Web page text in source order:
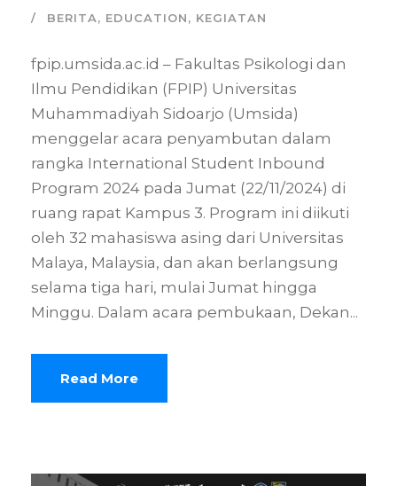
BERITA, EDUCATION, KEGIATAN
fpip.umsida.ac.id – Fakultas Psikologi dan
Ilmu Pendidikan (FPIP) Universitas
Muhammadiyah Sidoarjo (Umsida)
menggelar acara penyambutan dalam
rangka International Student Inbound
Program 2024 pada Jumat (22/11/2024) di
ruang rapat Kampus 3. Program ini diikuti
oleh 32 mahasiswa asing dari Universitas
Malaya, Malaysia, dan akan berlangsung
selama tiga hari, mulai Jumat hingga
Minggu. Dalam acara pembukaan, Dekan...
Read More